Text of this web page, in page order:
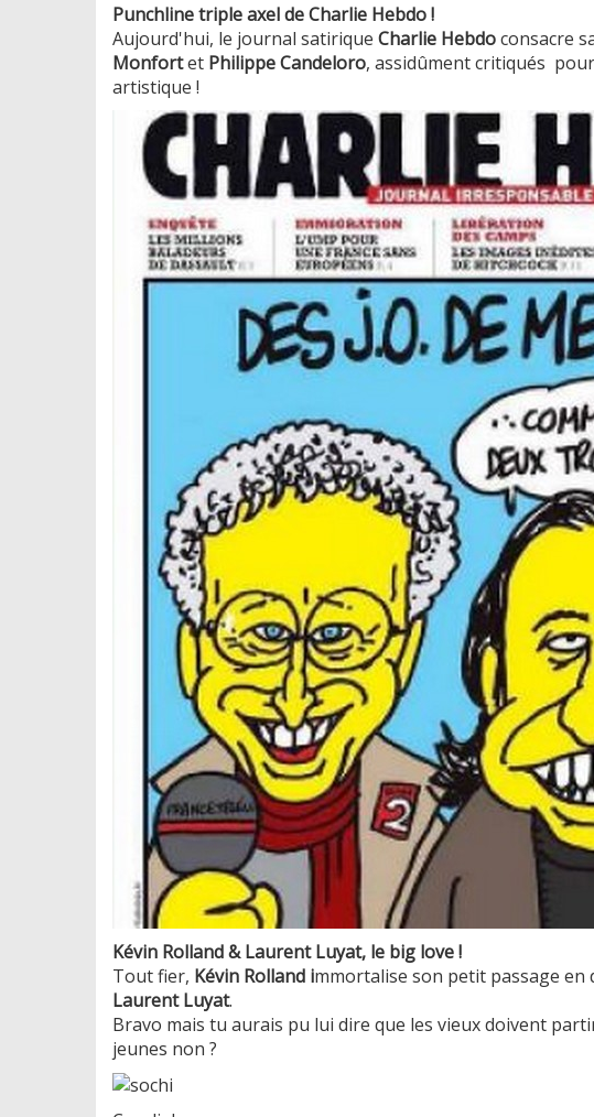
Punchline triple axel de Charlie Hebdo !
Aujourd'hui, le journal satirique Charlie Hebdoconsacre
Monfortet Philippe Candeloro, assidûment critiqués
artistique !
Kévin Rolland & Laurent Luyat, le big love !
Tout fier, Kévin Rolland immortalise son petit passage en
Laurent Luyat.
Bravo mais tu aurais pu lui dire que les vieux doivent
jeunes non ?